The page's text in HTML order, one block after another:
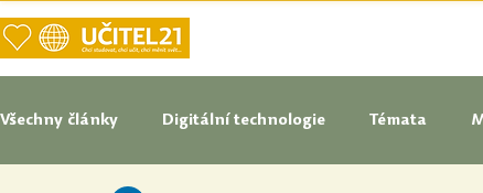
Všechny články Digitální technologie Témata